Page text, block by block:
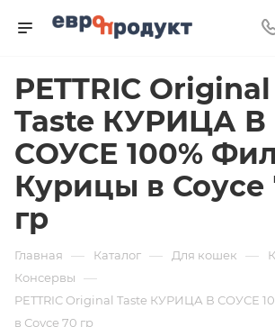
PETTRIC Original
Taste КУРИЦА В
СОУСЕ 100%
Курицы в Соусе
гр
Главная — Каталог — Для кошек —
Консервы —
PETTRIC Original Taste КУРИЦА В СОУСЕ
в Соусе 70 гр